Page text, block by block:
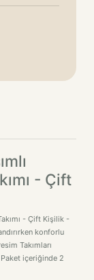
- Çift
- Çift Kişilik -
konforlu
Takımları
içeriğinde 2